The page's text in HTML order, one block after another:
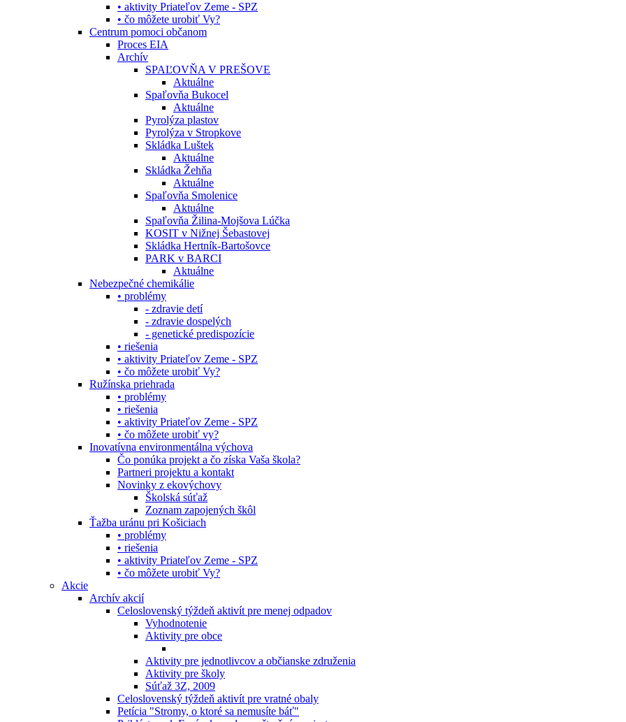
• aktivity Priateľov Zeme - SPZ
• čo môžete urobiť Vy?
Centrum pomoci občanom
Proces EIA
Archív
SPAĽOVŇA V PREŠOVE
Aktuálne
Spaľovňa Bukocel
Aktuálne
Pyrolýza plastov
Pyrolýza v Stropkove
Skládka Luštek
Aktuálne
Skládka Žehňa
Aktuálne
Spaľovňa Smolenice
Aktuálne
Spaľovňa Žilina-Mojšova Lúčka
KOSIT v Nižnej Šebastovej
Skládka Hertník-Bartošovce
PARK v BARCI
Aktuálne
Nebezpečné chemikálie
• problémy
- zdravie detí
- zdravie dospelých
- genetické predispozície
• riešenia
• aktivity Priateľov Zeme - SPZ
• čo môžete urobiť Vy?
Ružínska priehrada
• problémy
• riešenia
• aktivity Priateľov Zeme - SPZ
• čo môžete urobiť vy?
Inovatívna environmentálna výchova
Čo ponúka projekt a čo získa Vaša škola?
Partneri projektu a kontakt
Novinky z ekovýchovy
Školská súťaž
Zoznam zapojených škôl
Ťažba uránu pri Košiciach
• problémy
• riešenia
• aktivity Priateľov Zeme - SPZ
• čo môžete urobiť Vy?
Akcie
Archív akcií
Celoslovenský týždeň aktivít pre menej odpadov
Vyhodnotenie
Aktivity pre obce
Aktivity pre jednotlivcov a občianske združenia
Aktivity pre školy
Súťaž 3Z, 2009
Celoslovenský týždeň aktivít pre vratné obaly
Petícia "Stromy, o ktoré sa nemusíte báť"